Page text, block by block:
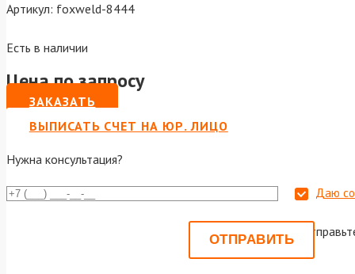
Артикул: foxweld-8444
Есть в наличии
Цена по запросу
ЗАКАЗАТЬ
ВЫПИСАТЬ СЧЕТ НА ЮР. ЛИЦО
Нужна консультация?
Даю
Или